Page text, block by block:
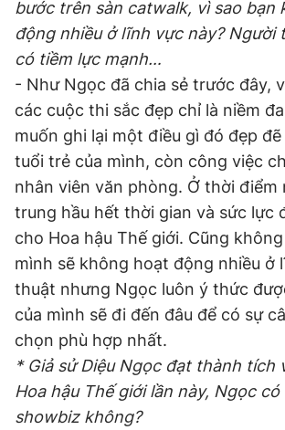
bước trên sàn catwalk, vì sao bạn
động nhiều ở lĩnh vực này? Người
có tiềm lực mạnh…
- Như Ngọc đã chia sẻ trước đây,
các cuộc thi sắc đẹp chỉ là niềm
muốn ghi lại một điều gì đó đẹp
tuổi trẻ của mình, còn công việc
nhân viên văn phòng. Ở thời điểm
trung hầu hết thời gian và sức lực
cho Hoa hậu Thế giới. Cũng
mình sẽ không hoạt động nhiều ở
thuật nhưng Ngọc luôn ý thức
của mình sẽ đi đến đâu để có sự
chọn phù hợp nhất.
* Giả sử Diệu Ngọc đạt thành tích
Hoa hậu Thế giới lần này, Ngọc
showbiz không?